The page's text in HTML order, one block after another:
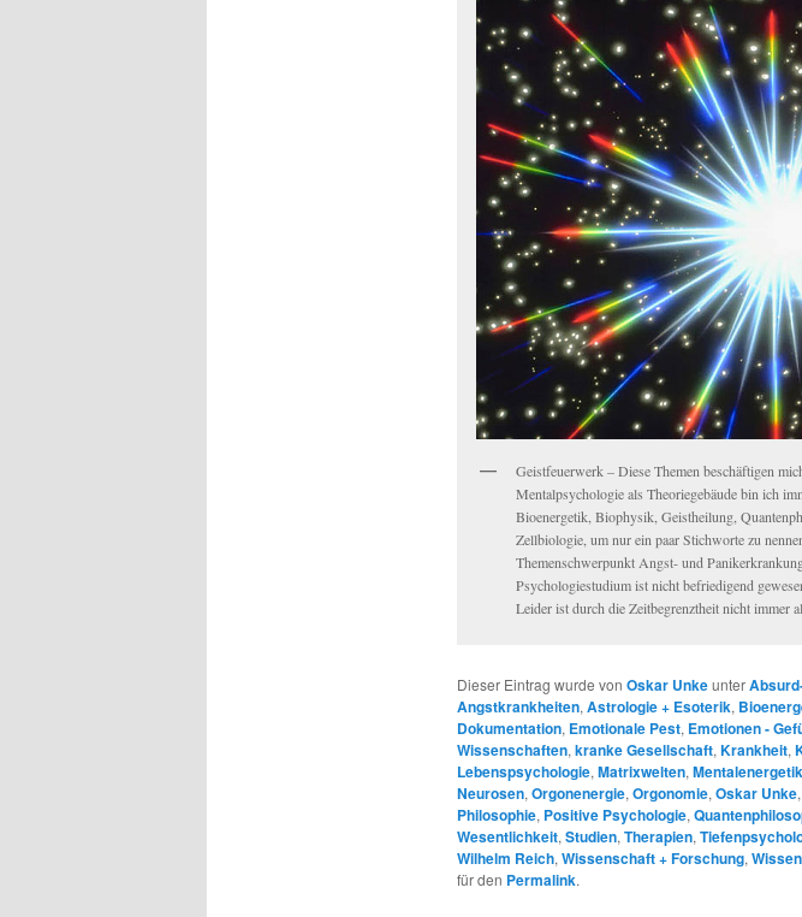
Geistfeuerwerk – Diese Themen beschäftigen
Mentalpsychologie als Theoriegebäude bin ich
Bioenergetik, Biophysik, Geistheilung,
Zellbiologie, um nur ein paar Stichworte zu
Themenschwerpunkt Angst- und
Psychologiestudium ist nicht befriedigend
Leider ist durch die Zeitbegrenztheit nicht immer
Dieser Eintrag wurde von Oskar Unkeunter
Angstkrankheiten,Astrologie + Esoterik,
Dokumentation, Emotionale Pest, Emotionen -
Wissenschaften,kranke Gesellschaft,Krankheit,
Lebenspsychologie,Matrixwelten,Mentalenergetik
Neurosen,Orgonenergie,Orgonomie,Oskar Unke,
Philosophie, Positive Psychologie,
Wesentlichkeit,Studien,Therapien,
Wilhelm Reich,Wissenschaft + Forschung,
für den Permalink.